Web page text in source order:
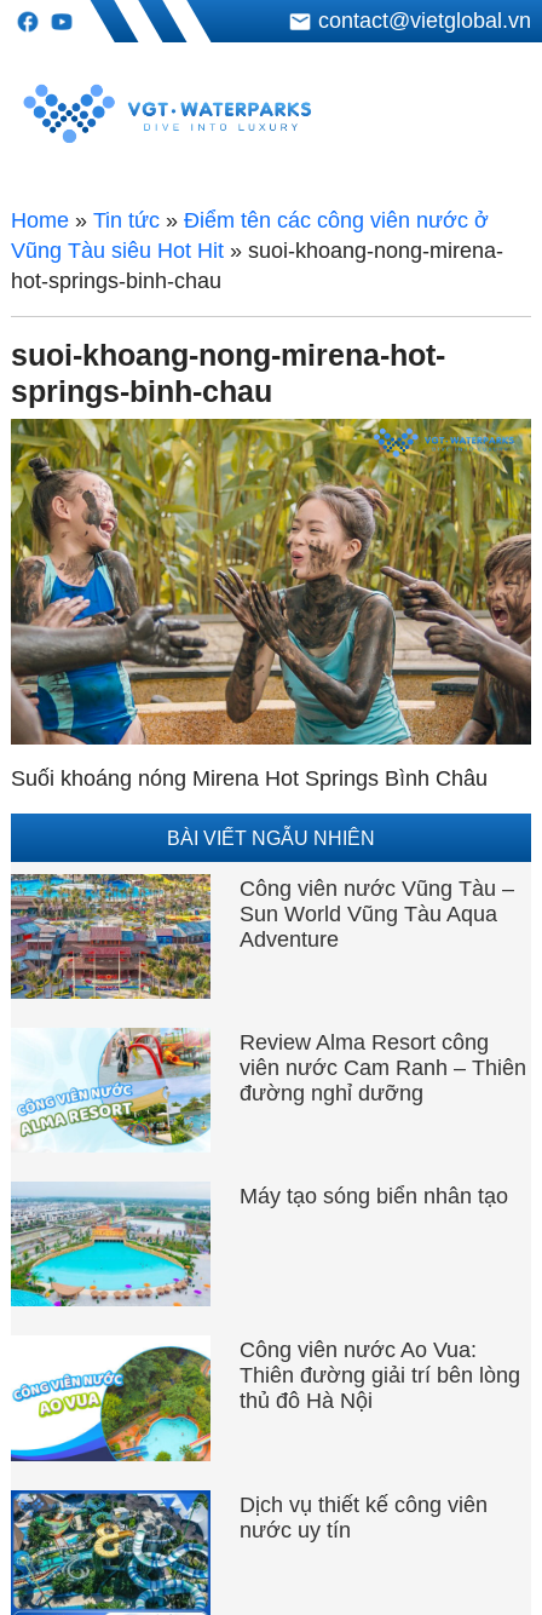
contact@vietglobal.vn
Home» Tin tức» Điểm tên các công viên nước ở
Vũng Tàu siêu Hot Hit» suoi-khoang-nong-mirena-
hot-springs-binh-chau
suoi-khoang-nong-mirena-hot-
springs-binh-chau
Suối khoáng nóng Mirena Hot Springs Bình Châu
BÀI VIẾT NGẪU NHIÊN
Công viên nước Vũng Tàu –
Sun World Vũng Tàu Aqua
Adventure
Review Alma Resort công
viên nước Cam Ranh – Thiên
đường nghỉ dưỡng
Máy tạo sóng biển nhân tạo
Công viên nước Ao Vua:
Thiên đường giải trí bên lòng
thủ đô Hà Nội
Dịch vụ thiết kế công viên
nước uy tín